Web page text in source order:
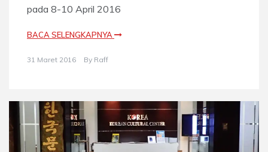
pada 8-10 April 2016
BACA SELENGKAPNYA
31 Maret 2016 By Raff